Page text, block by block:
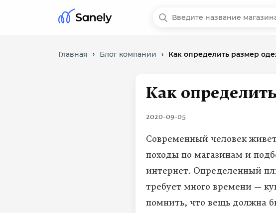
Главная › Блог компании › Как определить размер
Как
2020-09-05
Современный человек
походы по магазинам и
интернет. Определенный
требует много времени —
помнить, что вещь должна